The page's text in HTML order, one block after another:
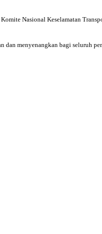
Nasional Keselamatan
dan menyenangkan bagi seluruh